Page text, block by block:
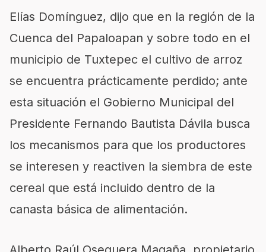
Elías Domínguez, dijo que en la región de la
Cuenca del Papaloapan y sobre todo en el
municipio de Tuxtepec el cultivo de arroz
se encuentra prácticamente perdido; ante
esta situación el Gobierno Municipal del
Presidente Fernando Bautista Dávila busca
los mecanismos para que los productores
se interesen y reactiven la siembra de este
cereal que está incluido dentro de la
canasta básica de alimentación.